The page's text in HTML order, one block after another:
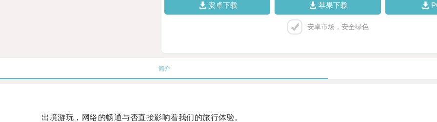
安卓下载 苹果下载
安卓市场，安全绿色
简介
出境游玩，网络的畅通与否直接影响着我们的旅行体验。